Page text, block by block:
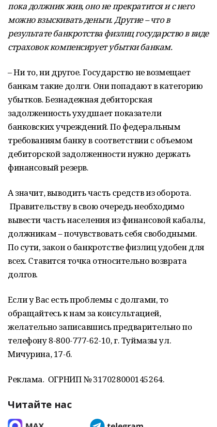
пока должник жив, оно не прекратится и с него
можно взыскивать деньги. Другие – что в
результате банкротства физлиц государство в виде
страховок компенсирует убытки банкам.
– Ни то, ни другое. Государство не возмещает
банкам такие долги. Они попадают в категорию
убытков. Безнадежная дебиторская
задолженность ухудшает показатели
банковских учреждений. По федеральным
требованиям банку в соответствии с объемом
дебиторской задолженности нужно держать
финансовый резерв.
А значит, выводить часть средств из оборота.
Правительству в свою очередь необходимо
вывести часть населения из финансовой кабалы,
должникам – почувствовать себя свободными.
По сути, закон о банкротстве физлиц удобен для
всех. Ставится точка относительно возврата
долгов.
Если у Вас есть проблемы с долгами, то
обращайтесь к нам за консультацией,
желательно записавшись предварительно по
телефону 8-800-777-62-10, г. Туймазы ул.
Мичурина, 17-б.
Реклама. ОГРНИП № 317028000145264.
Читайте нас